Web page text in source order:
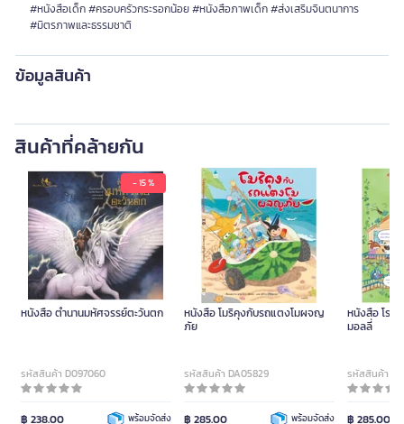
#หนังสือเด็ก #ครอบครัวกระรอกน้อย #หนังสือภาพเด็ก #ส่งเสริมจินตนาการ
#มิตรภาพและธรรมชาติ
ข้อมูลสินค้า
สินค้าที่คล้ายกัน
- 15 %
หนังสือ ตำนานมหัศจรรย์ตะวันตก
รหัสสินค้า D097060
฿ 238.00 พร้อมจัดส่ง
หนังสือ โมริคุงกับรถแตงโมผจญ
ภัย
รหัสสินค้า DA05829
฿ 285.00 พร้อมจัดส่ง
หนังสือ โรง
มอลลี่
รหัสสินค้า
฿ 285.00